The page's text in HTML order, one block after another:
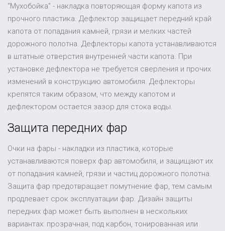
"Мухобойка" - накладка повторяющая форму капота из
прочного пластика. Дефлектор защищает передний край
капота от попадания камней, грязи и мелких частей
дорожного полотна. Дефлекторы капота устанавливаются
в штатные отверстия внутренней части капота. При
установке дефлектора не требуется сверления и прочих
изменений в конструкцию автомобиля. Дефлекторы
крепятся таким образом, что между капотом и
дефлектором остается зазор для стока воды.
Защита передних фар
Очки на фары - накладки из пластика, которые
устанавливаются поверх фар автомобиля, и защищают их
от попадания камней, грязи и частиц дорожного полотна.
Защита фар предотвращает помутнение фар, тем самым
продлевает срок эксплуатации фар. Дизайн защиты
передних фар может быть выполнен в нескольких
вариантах: прозрачная, под карбон, тонированная или